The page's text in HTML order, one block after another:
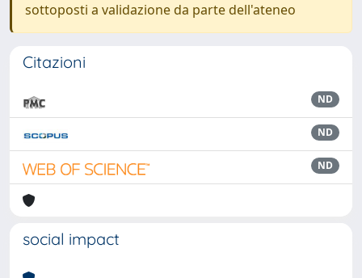
sottoposti a validazione da parte dell'ateneo
Citazioni
ND
ND
ND
social impact